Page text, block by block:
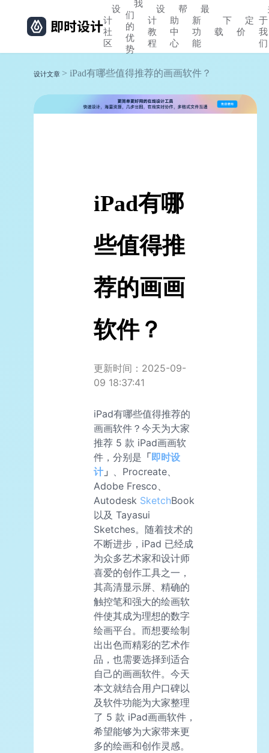
设
计
社
区
我
们
的
优
势
设
计
教
程
帮
助
中
心
最
新
功
能
下
载
定
价
于
我
们
设计文章 > iPad有哪些值得推荐的画画软件？
iPad有哪
些值得推
荐的画画
软件？
更新时间：2025-09-
09 18:37:41
iPad有哪些值得推荐的
画画软件？今天为大家
推荐 5 款 iPad画画软
件，分别是 「即时设
计 」
、Procreate、
Adobe Fresco、
Autodesk SketchBook
以及 Tayasui
Sketches。随着技术的
不断进步，iPad 已经成
为众多艺术家和设计师
喜爱的创作工具之一，
其高清显示屏、精确的
触控笔和强大的绘画软
件使其成为理想的数字
绘画平台。而想要绘制
出出色而精彩的艺术作
品，也需要选择到适合
自己的画画软件。今天
本文就结合用户口碑以
及软件功能为大家整理
了 5 款 iPad画画软件，
希望能够为大家带来更
多的绘画和创作灵感。